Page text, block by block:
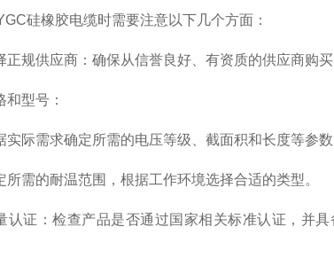
硅橡胶电缆时需要注意以下几个方面：
供应商：确保从信誉良好、有资质的供应商购买
型号：
需求确定所需的电压等级、截面积和长度等参数
的耐温范围，根据工作环境选择合适的类型。
：检查产品是否通过国家相关标准认证，并具